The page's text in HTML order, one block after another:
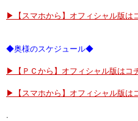
▶【スマホから】オフィシャル版は
◆奥様のスケジュール◆
▶【ＰＣから】オフィシャル版はコ
▶【スマホから】オフィシャル版は
.